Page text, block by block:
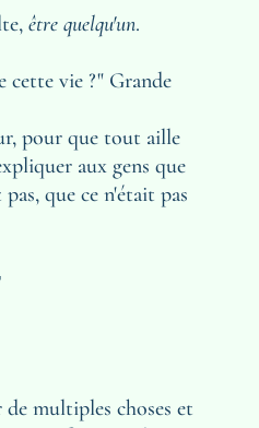
être quelqu'un.
cette vie ?" Grande
pour que tout aille
aux gens que
que ce n'était pas
multiples choses et